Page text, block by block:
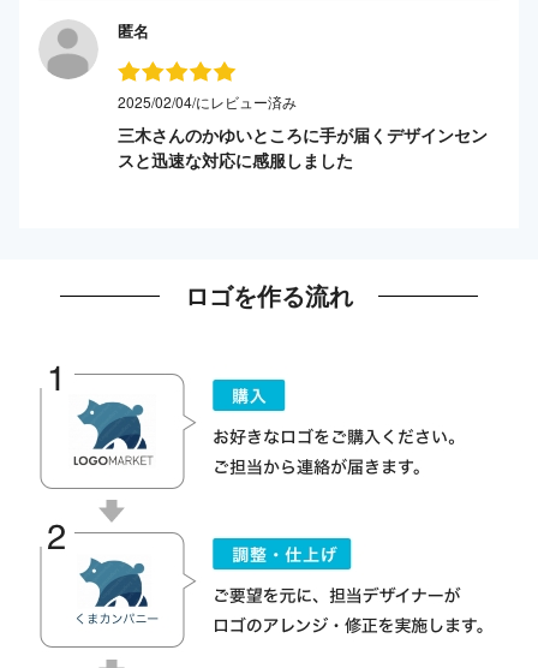
匿名
2025/02/04/にレビュー済み
三木さんのかゆいところに手が届くデザインセン
スと迅速な対応に感服しました
ロゴを作る流れ